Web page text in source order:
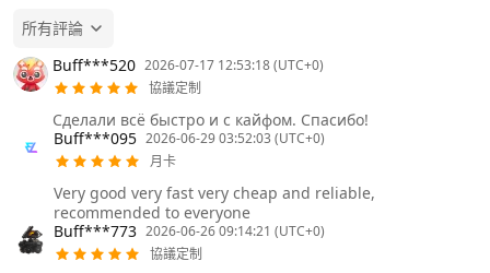
所有評論
Buff***520 2026-07-17 12:53:18 (UTC+0)
協議定制
Сделали всё быстро и с кайфом. Спасибо!
Buff***095 2026-06-29 03:52:03 (UTC+0)
月卡
Very good very fast very cheap and reliable,
recommended to everyone
Buff***773 2026-06-26 09:14:21 (UTC+0)
協議定制